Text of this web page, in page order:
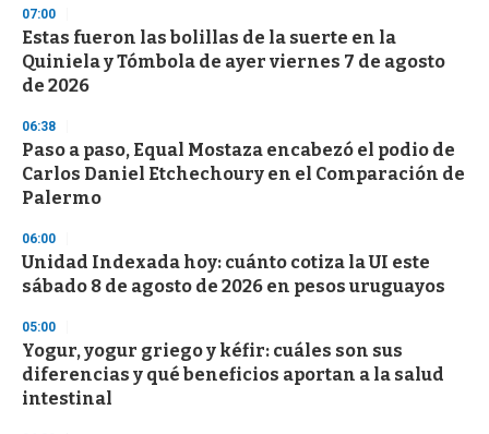
s
e
c
o
n
s
07:00
Estas fueron las bolillas de la suerte en la
Quiniela y Tómbola de ayer viernes 7 de agosto
de 2026
06:38
Paso a paso, Equal Mostaza encabezó el podio de
Carlos Daniel Etchechoury en el Comparación de
Palermo
06:00
Unidad Indexada hoy: cuánto cotiza la UI este
sábado 8 de agosto de 2026 en pesos uruguayos
05:00
Yogur, yogur griego y kéfir: cuáles son sus
diferencias y qué beneficios aportan a la salud
intestinal